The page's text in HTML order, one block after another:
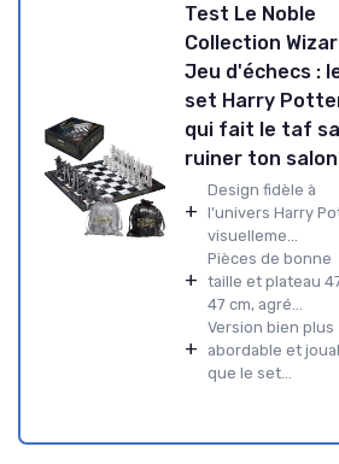
Test Le Noble
Collection
Jeu d'échecs :
set Harry
qui fait le taf
ruiner ton salon
+
Design fidèle à
l’univers Harry
visuelleme...
+
Pièces de bonne
taille et plateau
47 cm, agré...
+
Version bien plus
abordable et
que le set...